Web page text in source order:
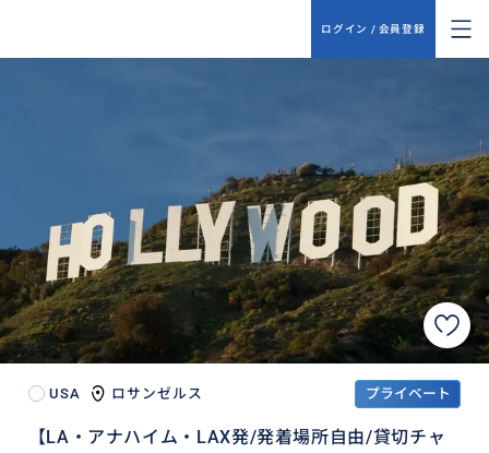
ログイン / 会員登録
USA ロサンゼルス プライベート
【LA・アナハイム・LAX発/発着場所自由/貸切チャ